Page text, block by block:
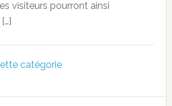
visiteurs pourront ainsi
catégorie